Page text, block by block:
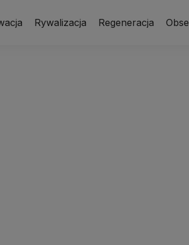
Rywalizacja Regeneracja